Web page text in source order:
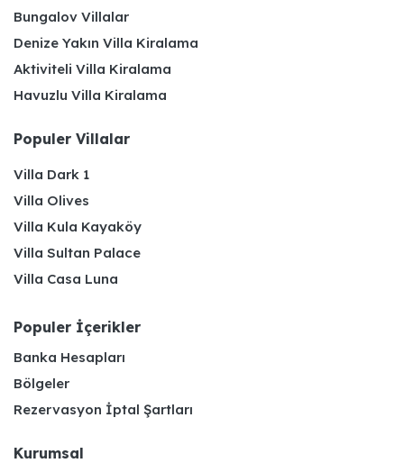
Bungalov Villalar
Denize Yakın Villa Kiralama
Aktiviteli Villa Kiralama
Havuzlu Villa Kiralama
Populer Villalar
Villa Dark 1
Villa Olives
Villa Kula Kayaköy
Villa Sultan Palace
Villa Casa Luna
Populer İçerikler
Banka Hesapları
Bölgeler
Rezervasyon İptal Şartları
Kurumsal